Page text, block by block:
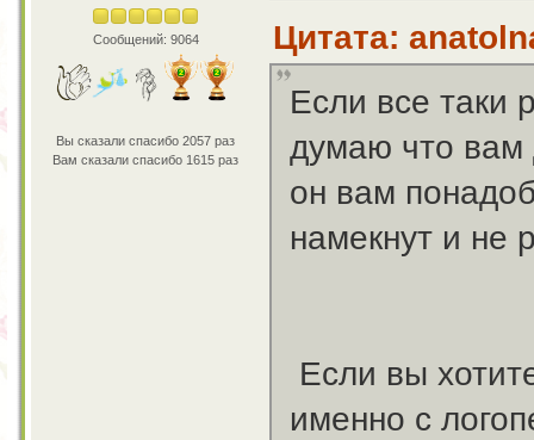
Сообщений: 9064
Вы сказали спасибо 2057 раз
Вам сказали спасибо 1615 раз
Цитата:
Если все таки
думаю что вам
он вам
намекнут и не
Если вы
именно с